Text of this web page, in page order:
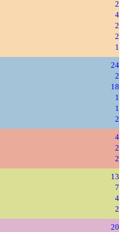
2
4
2
2
1
24
2
18
1
1
2
4
2
2
13
7
4
2
20